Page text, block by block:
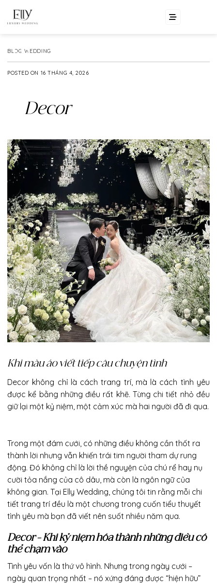
BLOG WEDDING
POSTED ON 16 THÁNG 4, 2026
Decor
Khi màu áo viết tiếp câu chuyện tình
Decor không chỉ là cách trang trí, mà là cách tình yêu
được kể bằng những điều rất khẽ. Từng chi tiết nhỏ đều
giữ lại một kỷ niệm, một cảm xúc mà hai người đã đi qua.
Trong một đám cưới, có những điều không cần thốt ra
thành lời nhưng vẫn khiến trái tim người tham dự rung
động. Đó không chỉ là lời thề nguyện của chú rể hay nụ
cười tỏa nắng của cô dâu, mà còn là ngôn ngữ của
không gian. Tại Elly Wedding, chúng tôi tin rằng mỗi chi
tiết trang trí đều là một chương trong cuốn tiểu thuyết
tình yêu mà bạn đã viết nên suốt nhiều năm qua.
Decor – Khi kỷ niệm hóa thành những điều có
thể chạm vào
Tình yêu vốn là thứ vô hình. Nhưng trong ngày cưới –
ngày quan trọng nhất – nó xứng đáng được “hiện hữu”